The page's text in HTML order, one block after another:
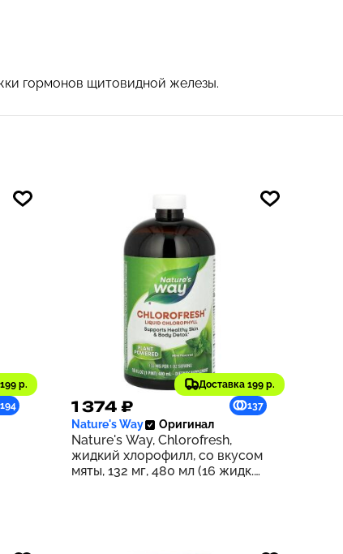
гормонов щитовидной железы.
р.
194
Доставка 199 р.
1 374 ₽ 137
Nature's Way Оригинал
Nature's Way, Chlorofresh,
жидкий хлорофилл, со вкусом
мяты, 132 мг, 480 мл (16 жидк.